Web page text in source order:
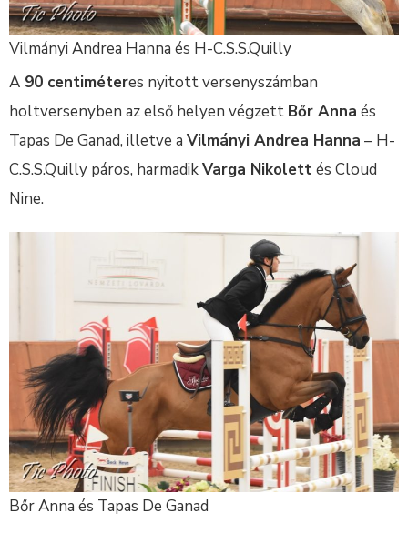
Vilmányi Andrea Hanna és H-C.S.S.Quilly
A 90 centiméteres nyitott versenyszámban
holtversenyben az első helyen végzett Bőr Anna és
Tapas De Ganad, illetve a Vilmányi Andrea Hanna – H-
C.S.S.Quilly páros, harmadikVarga Nikolett és Cloud
Nine.
Bőr Anna és Tapas De Ganad